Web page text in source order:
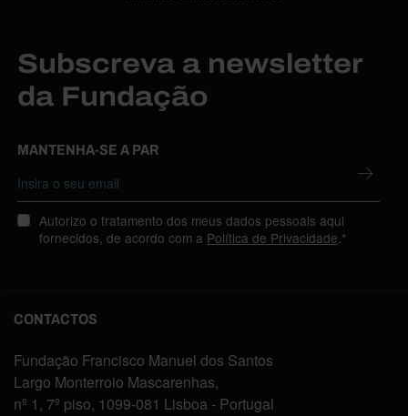
Subscreva a newsletter
da Fundação
MANTENHA-SE A PAR
Autorizo o tratamento dos meus dados pessoais aqui
fornecidos, de acordo com a Política de Privacidade .*
CONTACTOS
Fundação Francisco Manuel dos Santos
Largo Monterroio Mascarenhas,
nº 1, 7º piso, 1099-081 Lisboa - Portugal